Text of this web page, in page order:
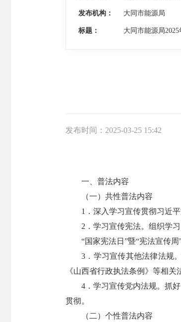
发布机构： 大同市能源局
标题： 大同市能源局
发布时间： 2025-03-25 15:42
一、普法内容
（一）共性普法内容
1．深入学习宣传贯彻习近
2．学习宣传宪法。组织学
“国家宪法日”暨“宪法宣传周
3．学习宣传其他法律法规
《山西省行政执法条例》等相关
4．学习宣传党内法规。抓
贯彻。
（二）个性普法内容